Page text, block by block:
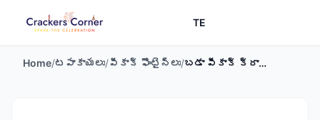
TE
Home/టపాకాయలు/పీకాక్ ఫౌంటైన్లు/ బడా పీకాక్ క్రాకర్స్ (5 కళ్ళు)